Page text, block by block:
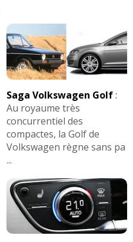
Saga Volkswagen Golf:
Au royaume très
concurrentiel des
compactes, la Golf de
Volkswagen règne sans pa
...